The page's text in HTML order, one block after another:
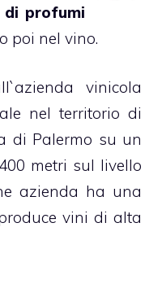
di profumi
poi nel vino.
vinicola
nel territorio di
di Palermo su un
metri sul livello
azienda ha una
vini di alta